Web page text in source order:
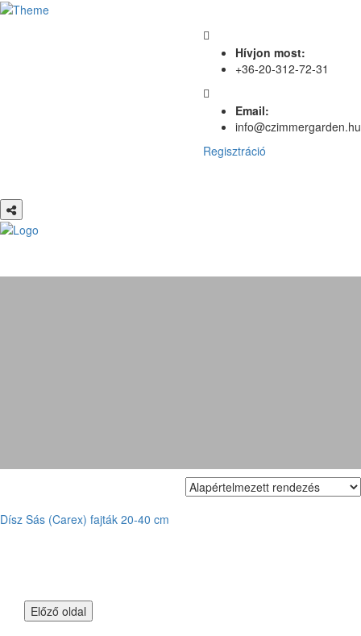
Hívjon most:
+36-20-312-72-31
Email:
info@czimmergarden.hu
Regisztráció
Dísz Sás (Carex) fajták 20-40 cm